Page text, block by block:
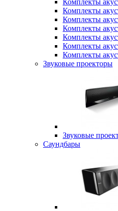
Комплекты
Комплекты
Комплекты
Комплекты
Комплекты
Комплекты
Комплекты
Звуковые проекторы
Звуковые
Саундбары